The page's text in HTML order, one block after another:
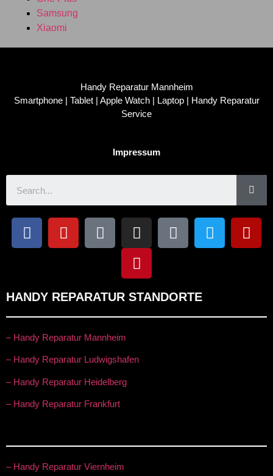
Samsung
Xiaomi
Handy Reparatur Mannheim
Smartphone | Tablet | Apple Watch | Laptop | Handy Reparatur
Service
Impressum
HANDY REPARATUR STANDORTE
– Handy Reparatur Mannheim
– Handy Reparatur Ludwigshafen
– Handy Reparatur Heidelberg
– Handy Reparatur Frankfurt
– Handy Reparatur Viernheim